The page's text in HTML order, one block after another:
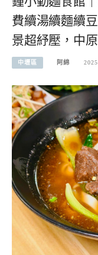
費續湯續麵續
景超紓壓，中
中壢區 阿綿